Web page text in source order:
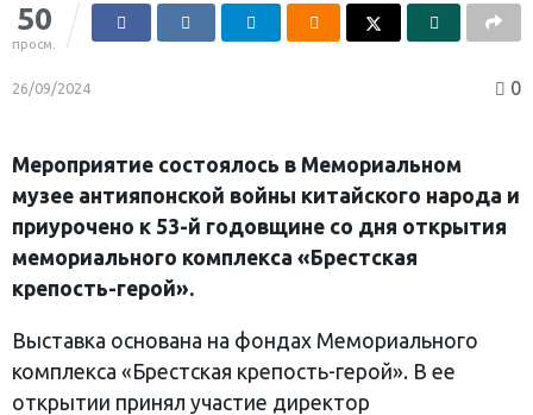
50
просм.
26/09/2024 0
Мероприятие состоялось в Мемориальном
музее антияпонской войны китайского народа и
приурочено к 53-й годовщине со дня открытия
мемориального комплекса «Брестская
крепость-герой».
Выставка основана на фондах Мемориального
комплекса «Брестская крепость-герой». В ее
открытии принял участие директор